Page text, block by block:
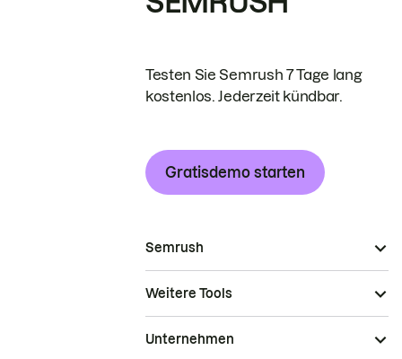
Testen Sie Semrush 7 Tage lang
kostenlos. Jederzeit kündbar.
Gratisdemo starten
Semrush
Weitere Tools
Unternehmen